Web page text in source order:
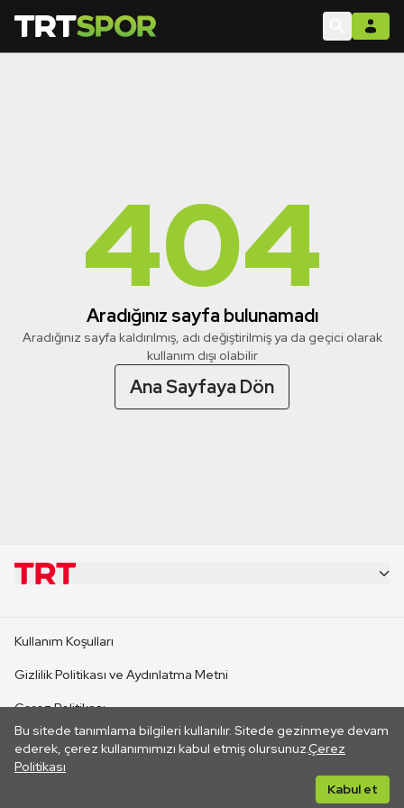
404
Aradığınız sayfa bulunamadı
Aradığınız sayfa kaldırılmış, adı değiştirilmiş ya da geçici olarak
kullanım dışı olabilir
Ana Sayfaya Dön
Bu sitede tanımlama bilgileri kullanılır. Sitede gezinmeye devam
ederek, çerez kullanımımızı kabul etmiş olursunuz.Çerez
Politikası
Kabul et
CANLI YAYINLAR
Kullanım Koşulları
Gizlilik Politikası ve Aydınlatma Metni
Çerez Politikası
İletişim
Her hakkı saklıdır. ©2026 TRT. Bağlantı yoluyla gidilen dış